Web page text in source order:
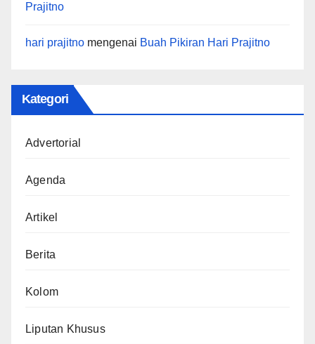
Prajitno
hari prajitno mengenai Buah Pikiran Hari Prajitno
Kategori
Advertorial
Agenda
Artikel
Berita
Kolom
Liputan Khusus